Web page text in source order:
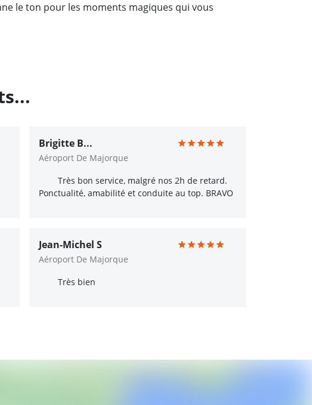
le ton pour les moments magiques qui vous
Brigitte B...
Aéroport De Majorque
Très bon service, malgré nos 2h de retard.
Ponctualité, amabilité et conduite au top. BRAVO
Jean-Michel S
Aéroport De Majorque
Très bien